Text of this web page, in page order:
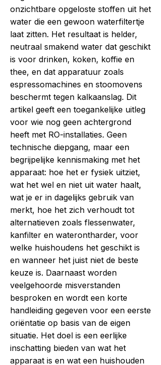
onzichtbare opgeloste stoffen uit het
water die een gewoon waterfiltertje
laat zitten. Het resultaat is helder,
neutraal smakend water dat geschikt
is voor drinken, koken, koffie en
thee, en dat apparatuur zoals
espressomachines en stoomovens
beschermt tegen kalkaanslag. Dit
artikel geeft een toegankelijke uitleg
voor wie nog geen achtergrond
heeft met RO-installaties. Geen
technische diepgang, maar een
begrijpelijke kennismaking met het
apparaat: hoe het er fysiek uitziet,
wat het wel en niet uit water haalt,
wat je er in dagelijks gebruik van
merkt, hoe het zich verhoudt tot
alternatieven zoals flessenwater,
kanfilter en waterontharder, voor
welke huishoudens het geschikt is
en wanneer het juist niet de beste
keuze is. Daarnaast worden
veelgehoorde misverstanden
besproken en wordt een korte
handleiding gegeven voor een eerste
oriëntatie op basis van de eigen
situatie. Het doel is een eerlijke
inschatting bieden van wat het
apparaat is en wat een huishouden